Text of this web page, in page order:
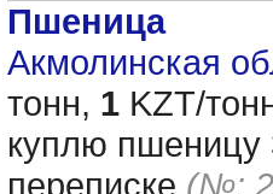
Пшеница
Акмолинская
тонн, 1 KZT/
куплю пшеницу
переписке (№: